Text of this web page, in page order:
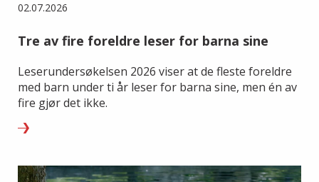
02.07.2026
Tre av fire foreldre leser for barna sine
Leserundersøkelsen 2026 viser at de fleste foreldre
med barn under ti år leser for barna sine, men én av
fire gjør det ikke.